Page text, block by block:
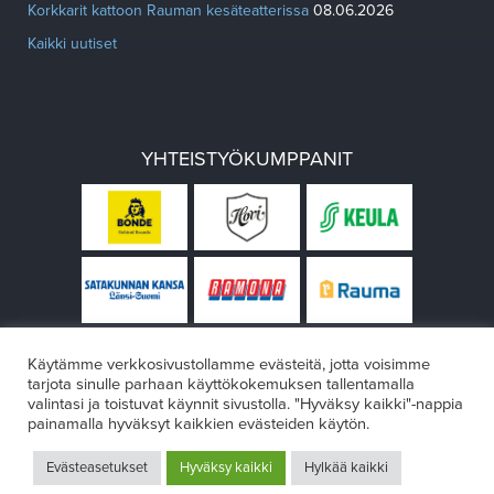
Korkkarit kattoon Rauman kesäteatterissa 08.06.2026
Kaikki uutiset
YHTEISTYÖKUMPPANIT
Design:VÄRIKÄS
Käytämme verkkosivustollamme evästeitä, jotta voisimme
tarjota sinulle parhaan käyttökokemuksen tallentamalla
valintasi ja toistuvat käynnit sivustolla. "Hyväksy kaikki"-nappia
painamalla hyväksyt kaikkien evästeiden käytön.
Evästeasetukset Hyväksy kaikki Hylkää kaikki